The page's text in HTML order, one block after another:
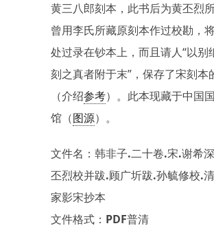
黄三八郎刻本，此书后为黄丕烈
曾用李氏所藏原刻本作过校勘，
处过录在钞本上，而且请人“以别
刻之真者附于末”，保存了宋刻本
（介绍参考）。此本现藏于中国
馆（图源）。
文件名：韩非子.二十卷.宋.谢希
丕烈校并跋.顾广圻跋.孙毓修校.
家影宋抄本
文件格式：PDF普清